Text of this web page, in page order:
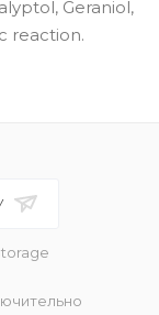
Geraniol,
reaction.